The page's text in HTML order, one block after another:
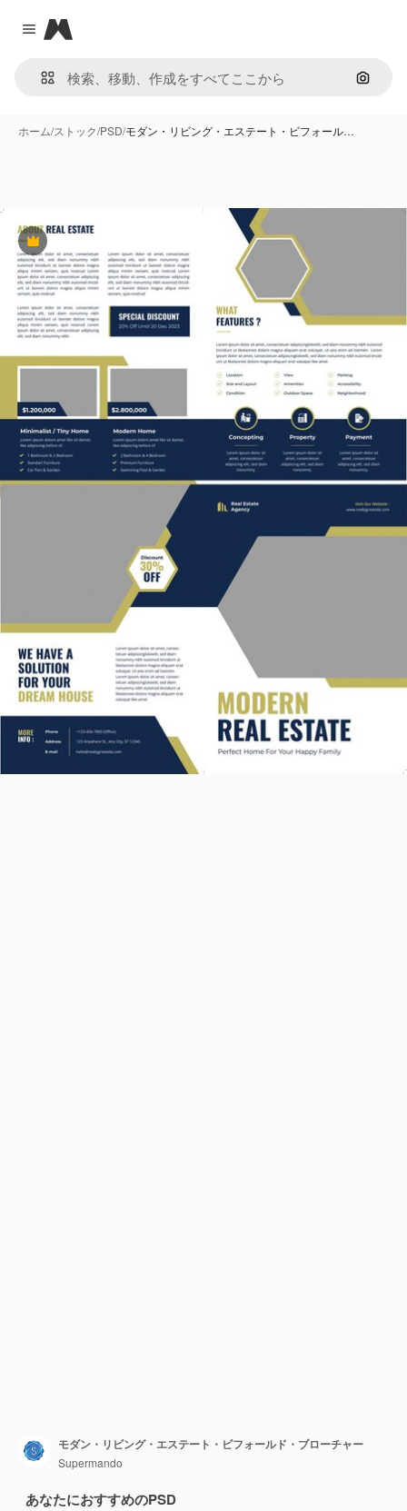
Close menu
Magnific
画像で
ホーム/ストック/PSD/モダン・リビング・エステート・ビフォール…
Premium
モダン・リビング・エステート・ビフォールド・ブローチャー
Supermando
あなたにおすすめのPSD